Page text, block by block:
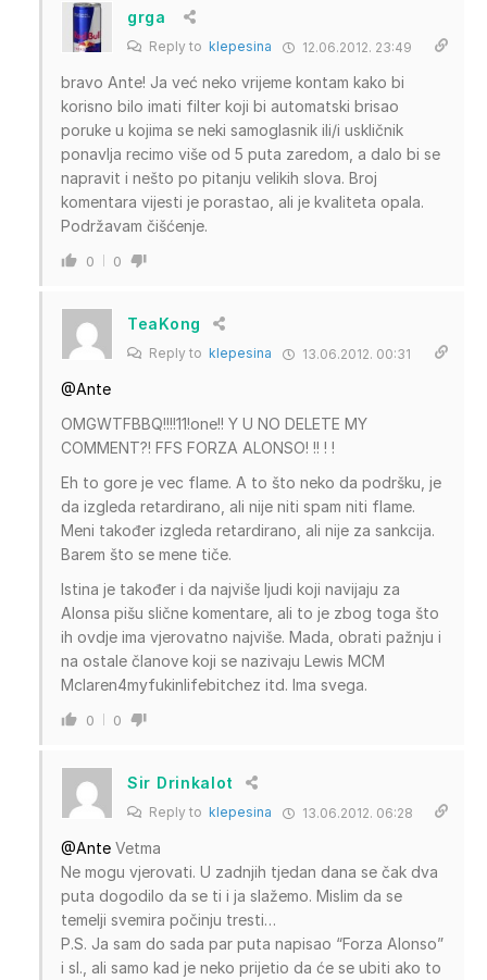
grga
Reply to klepesina 12.06.2012. 23:49
bravo Ante! Ja već neko vrijeme kontam kako bi
korisno bilo imati filter koji bi automatski brisao
poruke u kojima se neki samoglasnik ili/i uskličnik
ponavlja recimo više od 5 puta zaredom, a dalo bi se
napravit i nešto po pitanju velikih slova. Broj
komentara vijesti je porastao, ali je kvaliteta opala.
Podržavam čišćenje.
0 0
TeaKong
Reply to klepesina 13.06.2012. 00:31
@Ante
OMGWTFBBQ!!!!11!one!! Y U NO DELETE MY
COMMENT?! FFS FORZA ALONSO! !! ! !
Eh to gore je vec flame. A to što neko da podršku, je
da izgleda retardirano, ali nije niti spam niti flame.
Meni također izgleda retardirano, ali nije za sankcija.
Barem što se mene tiče.
Istina je također i da najviše ljudi koji navijaju za
Alonsa pišu slične komentare, ali to je zbog toga što
ih ovdje ima vjerovatno najviše. Mada, obrati pažnju i
na ostale članove koji se nazivaju Lewis MCM
Mclaren4myfukinlifebitchez itd. Ima svega.
0 0
Sir Drinkalot
Reply to klepesina 13.06.2012. 06:28
@Ante Vetma
Ne mogu vjerovati. U zadnjih tjedan dana se čak dva
puta dogodilo da se ti i ja slažemo. Mislim da se
temelji svemira počinju tresti…
P.S. Ja sam do sada par puta napisao “Forza Alonso”
i sl., ali samo kad je neko prijetio da će se ubiti ako to